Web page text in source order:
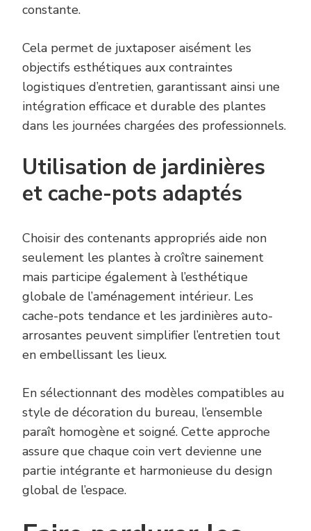
constante.
Cela permet de juxtaposer aisément les
objectifs esthétiques aux contraintes
logistiques d’entretien, garantissant ainsi une
intégration efficace et durable des plantes
dans les journées chargées des professionnels.
Utilisation de jardinières
et cache-pots adaptés
Choisir des contenants appropriés aide non
seulement les plantes à croître sainement
mais participe également à l’esthétique
globale de l’aménagement intérieur. Les
cache-pots tendance et les jardinières auto-
arrosantes peuvent simplifier l’entretien tout
en embellissant les lieux.
En sélectionnant des modèles compatibles au
style de décoration du bureau, l’ensemble
paraît homogène et soigné. Cette approche
assure que chaque coin vert devienne une
partie intégrante et harmonieuse du design
global de l’espace.